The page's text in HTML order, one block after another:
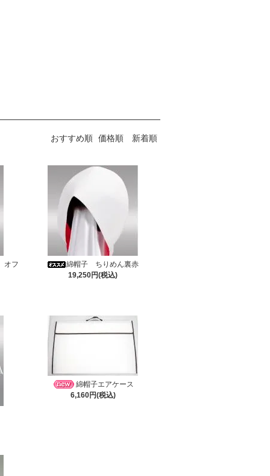
おすすめ順 価格順 新着順
オフ
綿帽子 ちりめん裏赤
19,250円(税込)
綿帽子エアケース
6,160円(税込)